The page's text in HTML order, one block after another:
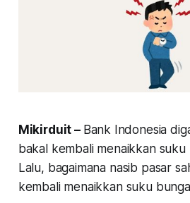
Mikirduit – Bank Indonesia
bakal kembali menaikkan suku
Lalu, bagaimana nasib pasar
kembali menaikkan suku